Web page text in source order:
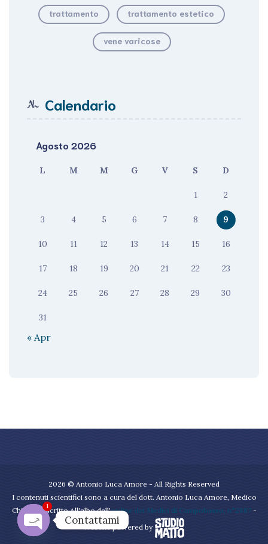
trattamento trattamento estetico
vene varicose
Calendario
Agosto 2026
L M M G V S D
1 2
3 4 5 6 7 8 9
10 11 12 13 14 15 16
17 18 19 20 21 22 23
24 25 26 27 28 29 30
31
« Apr
2026 © Antonio Luca Amore - All Rights Reserved
I contenuti scientifici sono a cura del dott. Antonio Luca Amore, Medico
Chirurgo iscritto All'albo dell'ordine dei Medici di Campobasso, n°2887 -
Website powered by
Contattami
1